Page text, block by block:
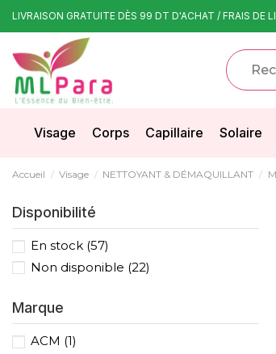
LIVRAISON GRATUITE DÈS 99 DT D'ACHAT / FRAIS DE
Visage Corps Capillaire Solaire
Accueil Visage NETTOYANT & DÉMAQUILLANT
Disponibilité
En stock (57)
Non disponible (22)
Marque
ACM (1)